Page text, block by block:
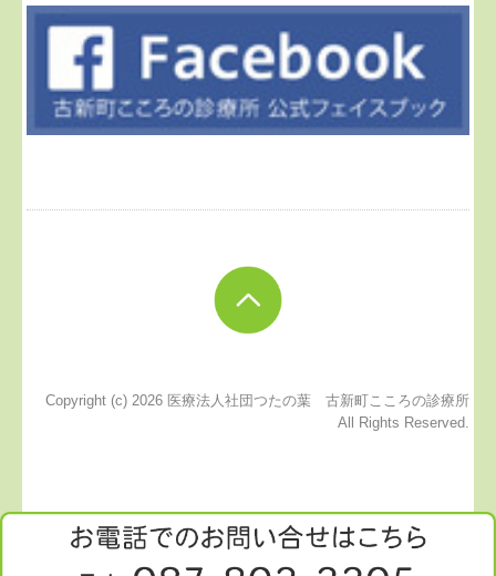
Copyright (c) 2026 医療法人社団つたの葉 古新町こころの診療所
All Rights Reserved.